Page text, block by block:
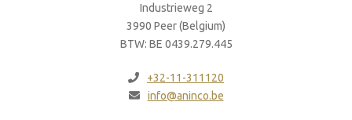
Industrieweg 2
3990 Peer (Belgium)
BTW: BE 0439.279.445
+32-11-311120
info@aninco.be